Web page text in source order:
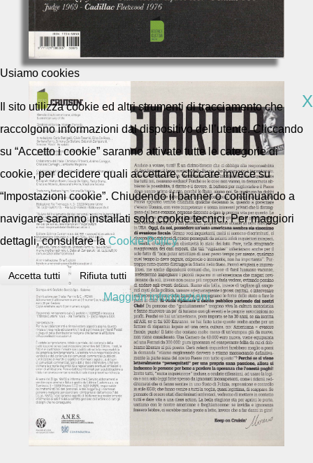
Usiamo cookies
X
Il sito utilizza cookie ed altri strumenti di tracciamento che
raccolgono informazioni dal dispositivo dell’utente. Cliccando
su “Accetto i cookie” saranno attivate tutte le categorie di
cookie, per decidere quali accettare, cliccare invece su
“Impostazioni cookie”. Chiudendo il banner o continuando a
navigare saranno installati solo cookie tecnici. Per maggiori
dettagli, consultare la Cookie Policy
Accetta tutti Rifiuta tutti
Maggiori informazioni